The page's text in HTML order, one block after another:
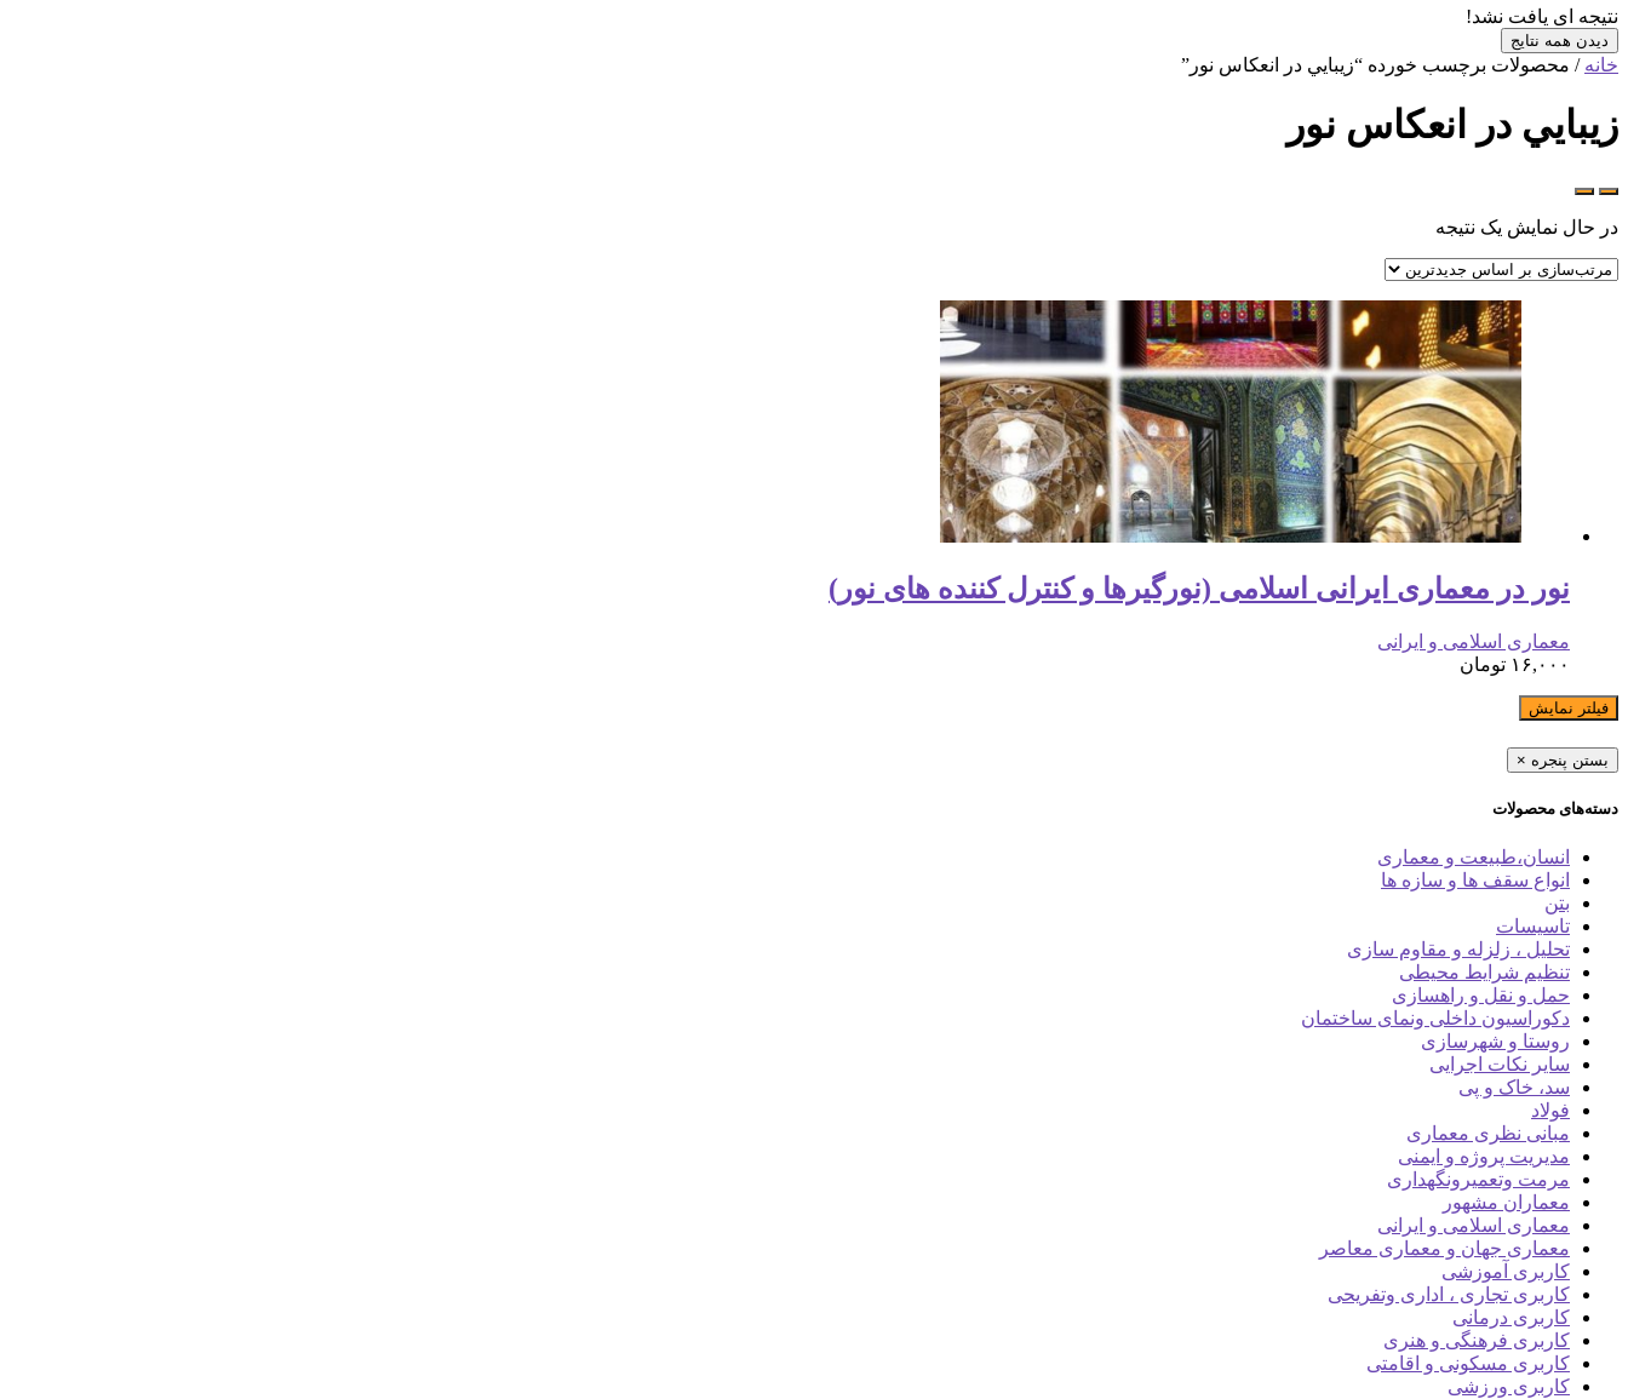
نتیجه ای یافت نشد!
دیدن همه نتایج
خانه / محصولات برچسب خورده “زيبايي در انعكاس نور”
زيبايي در انعكاس نور
در حال نمایش یک نتیجه
نور در معماری ایرانی اسلامی (نورگیرها و کنترل کننده های نور)
معماری اسلامی و ایرانی
۱۶,۰۰۰ تومان
فیلتر نمایش
بستن پنجره ×
دسته‌های محصولات
انسان،طبیعت و معماری
انواع سقف ها و سازه ها
بتن
تاسیسات
تحلیل ، زلزله و مقاوم سازی
تنظیم شرایط محیطی
حمل و نقل و راهسازی
دکوراسیون داخلی ونمای ساختمان
روستا و شهرسازی
سایر نکات اجرایی
سد، خاک و پی
فولاد
مبانی نظری معماری
مدیریت پروژه و ایمنی
مرمت وتعمیرونگهداری
معماران مشهور
معماری اسلامی و ایرانی
معماری جهان و معماری معاصر
کاربری آموزشی
کاربری تجاری ، اداری وتفریحی
کاربری درمانی
کاربری فرهنگی و هنری
کاربری مسکونی و اقامتی
کاربری ورزشی